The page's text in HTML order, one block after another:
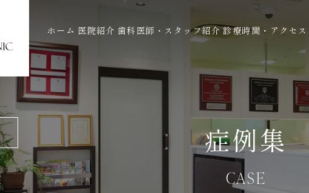
ホーム 医院紹介 歯科医師・スタッフ紹介 診療時間・アクセス
症例集
CASE